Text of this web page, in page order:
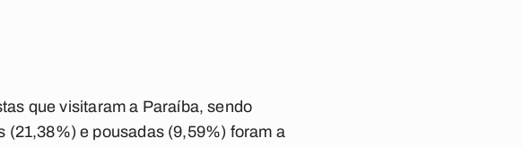
que visitaram a Paraíba, sendo
(21,38%) e pousadas (9,59%) foram a